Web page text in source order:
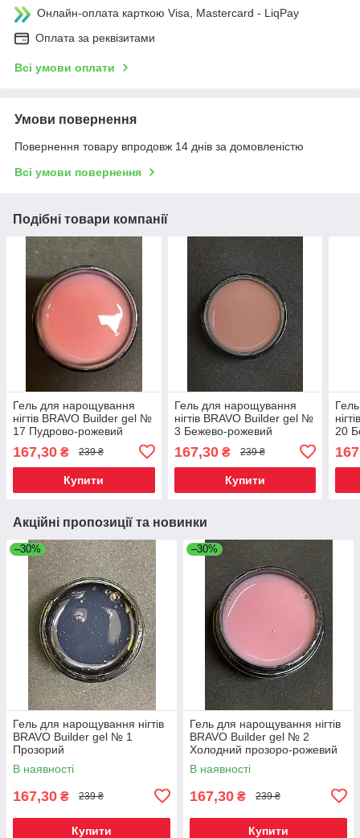
Онлайн-оплата карткою Visa, Mastercard - LiqPay
Оплата за реквізитами
Всі умови оплати
Умови повернення
Повернення товару впродовж 14 днів за домовленістю
Всі умови повернення
Подібні товари компанії
Гель для нарощування
нігтів BRAVO Builder gel №
17 Пудрово-рожевий
167,30 ₴ 239 ₴
Купити
Гель для нарощування
нігтів BRAVO Builder gel №
3 Бежево-рожевий
167,30₴ 239 ₴
Купити
20
Акційні пропозиції та новинки
–30%
Гель для нарощування нігтів
BRAVO Builder gel № 1
Прозорий
В наявності
167,30 ₴ 239 ₴
Купити
–30%
Гель для нарощування нігтів
BRAVO Builder gel № 2
Холодний прозоро-рожевий
В наявності
167,30 ₴ 239 ₴
Купити